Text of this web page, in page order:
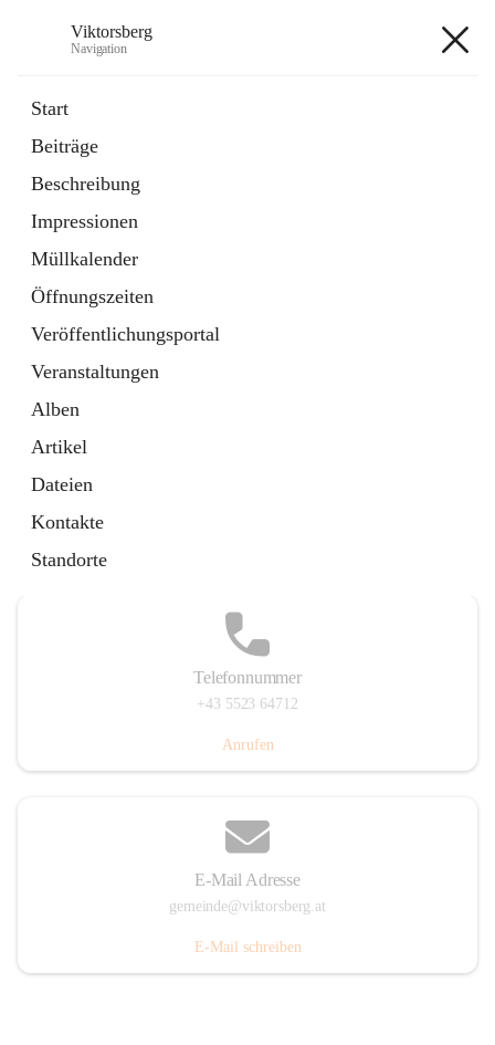
Viktorsberg
Navigation
Start
Beiträge
Beschreibung
Impressionen
Müllkalender
Öffnungszeiten
Veröffentlichungsportal
Veranstaltungen
Alben
Artikel
Dateien
Kontakte
Standorte
1 Schnellzugriff
Bürgerservice
10 Schnellzugriffe
Telefonnummer
+43 5523 64712
Anrufen
E-Mail Adresse
gemeinde@viktorsberg.at
E-Mail schreiben